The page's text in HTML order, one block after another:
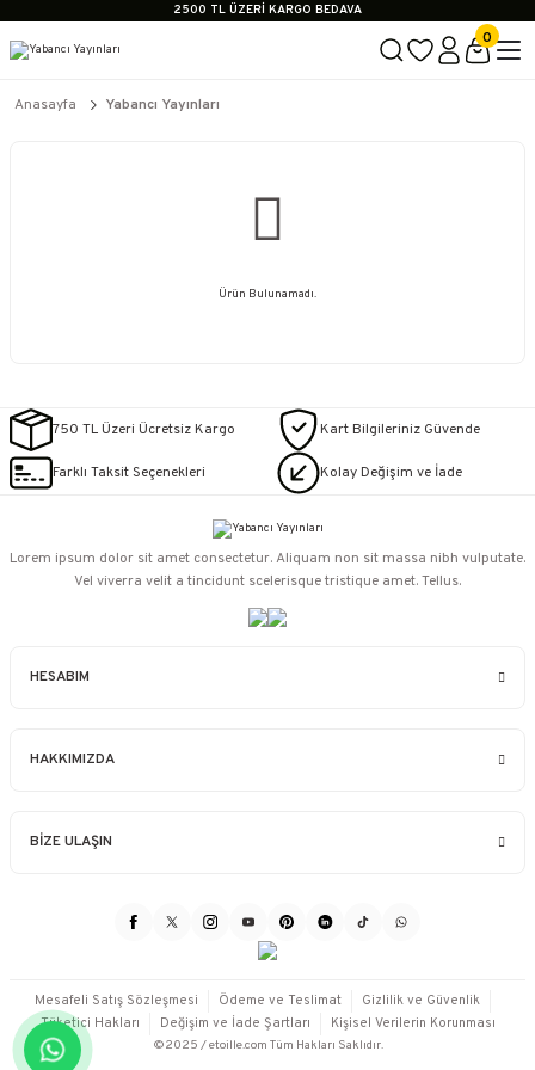
2500 TL ÜZERİ KARGO BEDAVA
2500 TL ÜZERİ KARGO BEDAVA
0
Anasayfa Yabancı Yayınları
Ürün Bulunamadı.
750 TL Üzeri Ücretsiz Kargo Kart Bilgileriniz Güvende
Farklı Taksit Seçenekleri Kolay Değişim ve İade
HESABIM
HAKKIMIZDA
BİZE ULAŞIN
Lorem ipsum dolor sit amet consectetur. Aliquam non sit massa nibh vulputate.
Vel viverra velit a tincidunt scelerisque tristique amet. Tellus.
©2025 / etoille.com Tüm Hakları Saklıdır.
Mesafeli Satış Sözleşmesi Ödeme ve Teslimat
Gizlilik ve Güvenlik
Tüketici Hakları
Değişim ve İade Şartları Kişisel Verilerin Korunması